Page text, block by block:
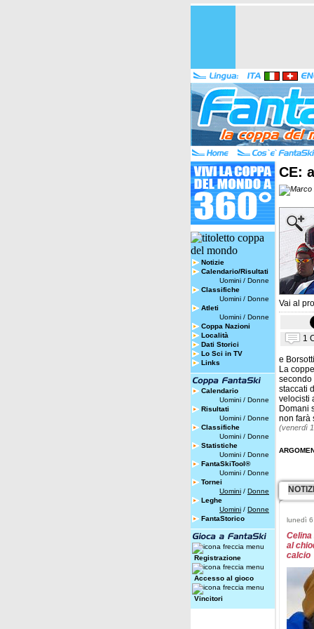
Notizie
Calendario/Risultati
Uomini / Donne
Classifiche
Uomini / Donne
Atleti
Uomini / Donne
Coppa Nazioni
Località
Dati Storici
Lo Sci in TV
Links
Calendario
Uomini / Donne
Risultati
Uomini / Donne
Classifiche
Uomini / Donne
Statistiche
Uomini / Donne
FantaSkiTool®
Uomini / Donne
Tornei
Uomini / Donne
Leghe
Uomini / Donne
FantaStorico
Registrazione
Accesso al gioco
Vincitori
CE:
Vai al
1
e
La
secondo
staccati
velocisti
Domani
non farà
(venerdì
lunedì
Celina
al
calcio